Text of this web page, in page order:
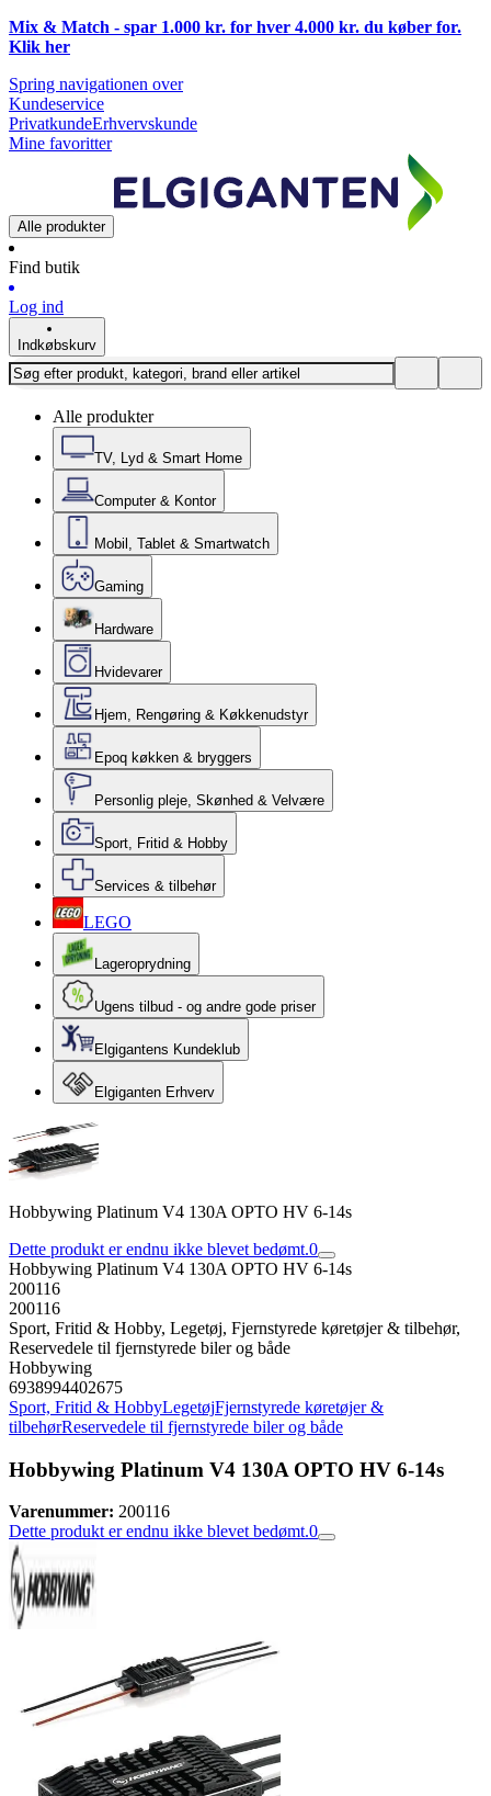
Mix & Match - spar 1.000 kr. for hver 4.000 kr. du køber for.
Klik her
Spring navigationen over
Kundeservice
PrivatkundeErhvervskunde
Mine favoritter
Alle produkter
Find butik
Log ind
Indkøbskurv
Alle produkter
TV, Lyd & Smart Home
Computer & Kontor
Mobil, Tablet & Smartwatch
Gaming
Hardware
Hvidevarer
Hjem, Rengøring & Køkkenudstyr
Epoq køkken & bryggers
Personlig pleje, Skønhed & Velvære
Sport, Fritid & Hobby
Services & tilbehør
LEGO
Lageroprydning
Ugens tilbud - og andre gode priser
Elgigantens Kundeklub
Elgiganten Erhverv
Hobbywing Platinum V4 130A OPTO HV 6-14s
Dette produkt er endnu ikke blevet bedømt.0
Hobbywing Platinum V4 130A OPTO HV 6-14s
200116
200116
Sport, Fritid & Hobby, Legetøj, Fjernstyrede køretøjer & tilbehør,
Reservedele til fjernstyrede biler og både
Hobbywing
6938994402675
Sport, Fritid & HobbyLegetøjFjernstyrede køretøjer &
tilbehørReservedele til fjernstyrede biler og både
Hobbywing Platinum V4 130A OPTO HV 6-14s
Varenummer: 200116
Dette produkt er endnu ikke blevet bedømt.0